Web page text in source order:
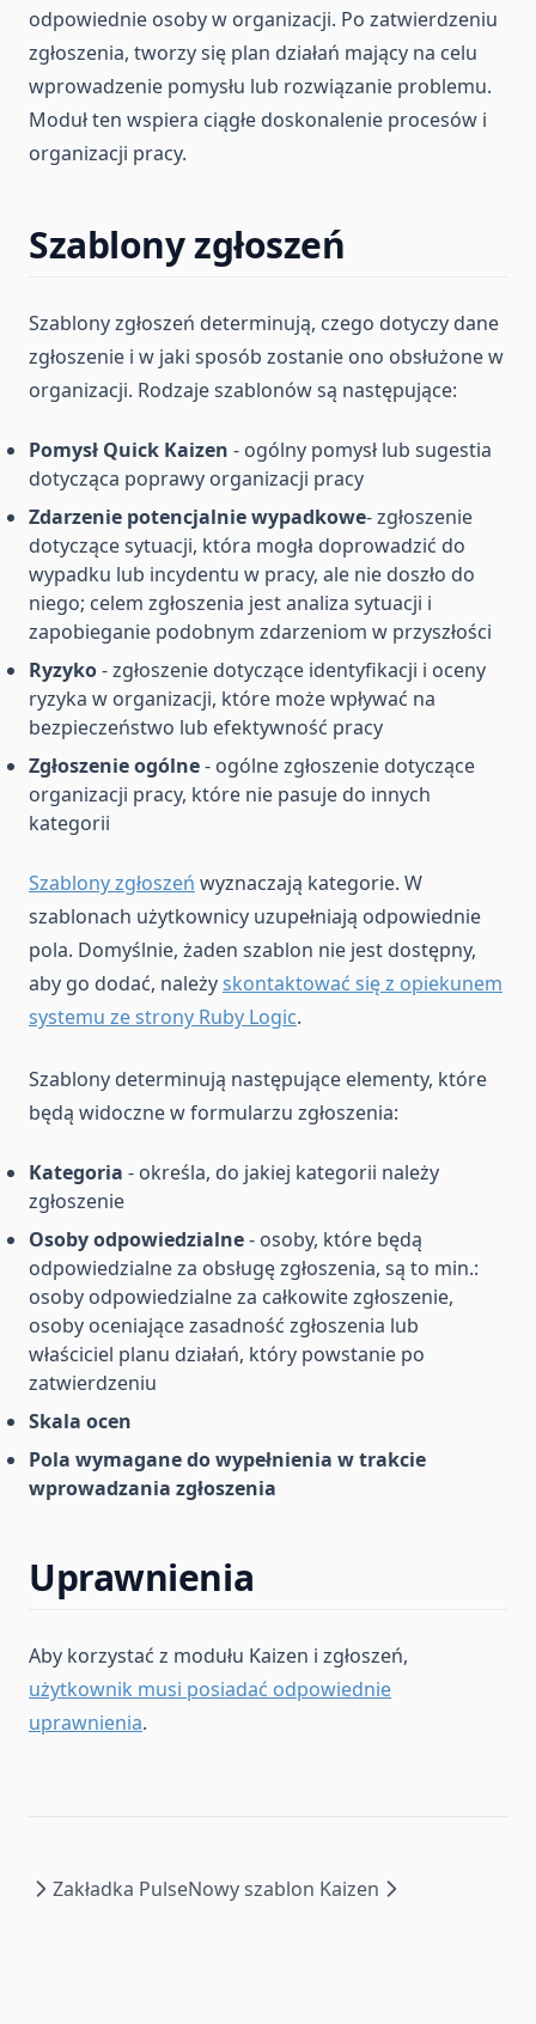
odpowiednie osoby w organizacji. Po zatwierdzeniu
zgłoszenia, tworzy się plan działań mający na celu
wprowadzenie pomysłu lub rozwiązanie problemu.
Moduł ten wspiera ciągłe doskonalenie procesów i
organizacji pracy.
Szablony zgłoszeń
Szablony zgłoszeń determinują, czego dotyczy dane
zgłoszenie i w jaki sposób zostanie ono obsłużone w
organizacji. Rodzaje szablonów są następujące:
Pomysł Quick Kaizen - ogólny pomysł lub sugestia
dotycząca poprawy organizacji pracy
Zdarzenie potencjalnie wypadkowe- zgłoszenie
dotyczące sytuacji, która mogła doprowadzić do
wypadku lub incydentu w pracy, ale nie doszło do
niego; celem zgłoszenia jest analiza sytuacji i
zapobieganie podobnym zdarzeniom w przyszłości
Ryzyko- zgłoszenie dotyczące identyfikacji i oceny
ryzyka w organizacji, które może wpływać na
bezpieczeństwo lub efektywność pracy
Zgłoszenie ogólne- ogólne zgłoszenie dotyczące
organizacji pracy, które nie pasuje do innych
kategorii
Szablony zgłoszeń wyznaczają kategorie. W
szablonach użytkownicy uzupełniają odpowiednie
pola. Domyślnie, żaden szablon nie jest dostępny,
aby go dodać, należyskontaktować się z opiekunem
systemu ze strony Ruby Logic.
Szablony determinują następujące elementy, które
będą widoczne w formularzu zgłoszenia:
Kategoria - określa, do jakiej kategorii należy
zgłoszenie
Osoby odpowiedzialne- osoby, które będą
odpowiedzialne za obsługę zgłoszenia, są to min.:
osoby odpowiedzialne za całkowite zgłoszenie,
osoby oceniające zasadność zgłoszenia lub
właściciel planu działań, który powstanie po
zatwierdzeniu
Skala ocen
Pola wymagane do wypełnienia w trakcie
wprowadzania zgłoszenia
Uprawnienia
Aby korzystać z modułu Kaizen i zgłoszeń,
użytkownik musi posiadać odpowiednie
uprawnienia.
Zakładka PulseNowy szablon Kaizen